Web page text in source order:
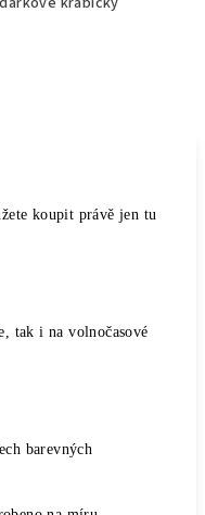
koupit právě jen tu
tak i na volnočasové
barevných